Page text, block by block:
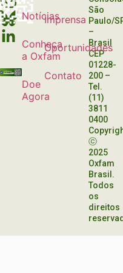
Notícias
Conheça
a Oxfam
Doe
Agora
Imprensa
Oportunidades
Contato
São
Paulo/
–
Brasil
CEP
01228-
200 –
Tel.
(11)
3811
0400
ⓒ
2025
Oxfam
Brasil.
Todos
os
direitos